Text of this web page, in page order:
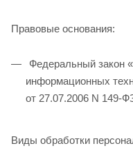
Правовые основания:
Федеральный закон
информационных
от 27.07.2006 N 149-
Виды обработки